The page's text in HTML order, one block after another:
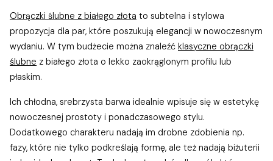
Obrączki ślubne z białego złota to subtelna i stylowa
propozycja dla par, które poszukują elegancji w nowoczesnym
wydaniu. W tym budżecie można znaleźć klasyczne obrączki
ślubne z białego złota o lekko zaokrąglonym profilu lub
płaskim.
Ich chłodna, srebrzysta barwa idealnie wpisuje się w estetykę
nowoczesnej prostoty i ponadczasowego stylu.
Dodatkowego charakteru nadają im drobne zdobienia np.
fazy, które nie tylko podkreślają formę, ale też nadają biżuterii